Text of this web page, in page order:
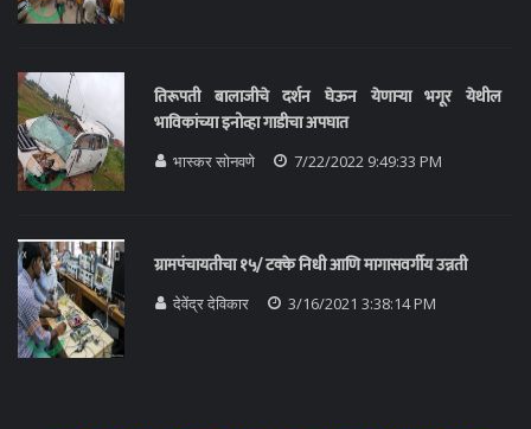
तिरूपती बालाजीचे दर्शन घेऊन येणाऱ्या भगूर येथील
भाविकांच्या इनोव्हा गाडीचा अपघात
भास्कर सोनवणे 7/22/2022 9:49:33 PM
ग्रामपंचायतीचा १५/ टक्के निधी आणि मागासवर्गीय उन्नती
देवेंद्र देविकार 3/16/2021 3:38:14 PM